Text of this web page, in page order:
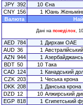
JPY 392 10 Єна
CNY 156 1 Юань
Валюта
Дані на понеділок,
AED 784 1 Дирхам ОАЕ
AUD 36 1
AZN 944 1
BDT 50 10 Така
CAD 124 1 Канадський
CZK 203 1 Чеська крона
DKK 208 1 Данська крона
DZD 12 10 Алжирський
EGP 818 1 Єгипетський